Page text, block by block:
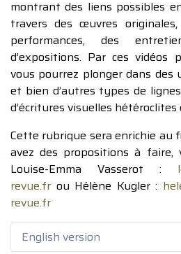
montrant des liens possibles
travers des œuvres
performances, des
d’expositions. Par ces vidéos
vous pourrez plonger dans des
et bien d’autres types de
d’écritures visuelles hétéroclites
Cette rubrique sera enrichie au
avez des propositions à faire,
Louise-Emma Vasserot :
revue.fr ou Hélène Kugler :
revue.fr
English version